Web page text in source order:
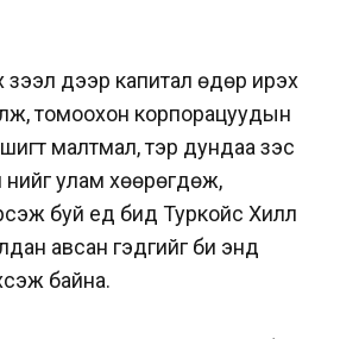
зээл дээр капитал өдөр ирэх
томоохон корпорацуудын
малтмал, тэр дундаа зэс
үнийг улам хөөрөгдөж,
буй үед бид Туркойс Хилл
авсан гэдгийг би энд
байна.